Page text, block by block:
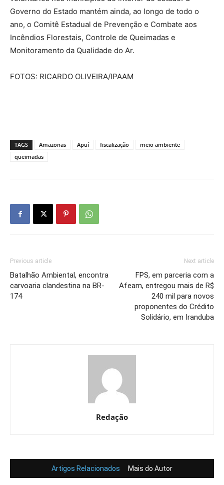
Governo do Estado mantém ainda, ao longo de todo o
ano, o Comitê Estadual de Prevenção e Combate aos
Incêndios Florestais, Controle de Queimadas e
Monitoramento da Qualidade do Ar.
FOTOS: RICARDO OLIVEIRA/IPAAM
TAGS Amazonas Apuí fiscalização
meio ambiente
queimadas
Previous article
Batalhão Ambiental, encontra
carvoaria clandestina na BR-
174
Next article
FPS, em parceria com a
Afeam, entregou mais de R$
240 mil para novos
proponentes do Crédito
Solidário, em Iranduba
Redação
Artigos Relacionados Mais do Autor